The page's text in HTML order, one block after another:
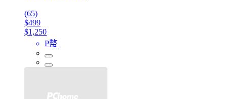
(65)
$499
$1,250
P幣